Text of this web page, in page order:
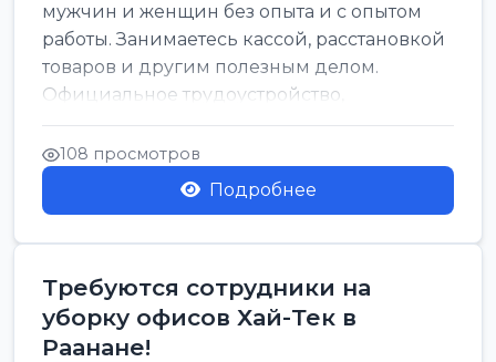
мужчин и женщин без опыта и с опытом
работы. Занимаетесь кассой, расстановкой
товаров и другим полезным делом.
Официальное трудоустройство,
стабильная зарплата от ...
108 просмотров
Подробнее
Требуются сотрудники на
уборку офисов Хай-Тек в
Раанане!